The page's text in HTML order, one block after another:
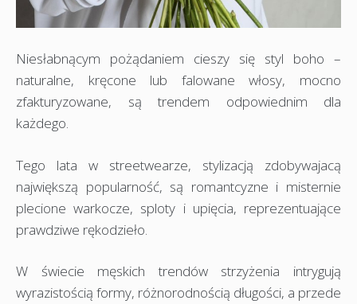
Niesłabnącym pożądaniem cieszy się styl boho –
naturalne, kręcone lub falowane włosy, mocno
zfakturyzowane, są trendem odpowiednim dla
każdego.
Tego lata w streetwearze, stylizacją zdobywajacą
największą popularność, są romantcyzne i misternie
plecione warkocze, sploty i upięcia, reprezentuające
prawdziwe rękodzieło.
W świecie męskich trendów strzyżenia intrygują
wyrazistością formy, różnorodnością długości, a przede